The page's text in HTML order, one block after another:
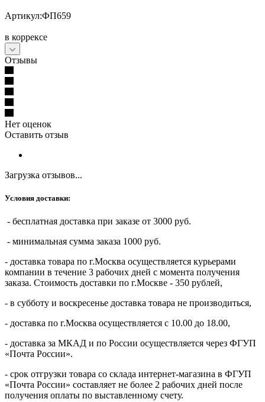
Артикул:ФП659
в коррексе
Отзывы
Нет оценок
Оставить отзыв
Загрузка отзывов...
Условия доставки:
- бесплатная доставка при заказе от 3000 руб.
- минимальная сумма заказа 1000 руб.
- доставка товара по г.Москва осуществляется курьерами
компании в течение 3 рабочих дней с момента получения
заказа. Стоимость доставки по г.Москве - 350 рублей,
- в субботу и воскресенье доставка товара не производиться,
- доставка по г.Москва осуществляется с 10.00 до 18.00,
- доставка за МКАД и по России осуществляется через ФГУП
«Почта России».
- срок отгрузки товара со склада интернет-магазина в ФГУП
«Почта России» составляет не более 2 рабочих дней после
получения оплаты по выставленному счету.